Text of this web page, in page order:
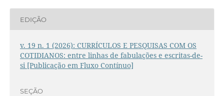
EDIÇÃO
v. 19 n. 1 (2026): CURRÍCULOS E PESQUISAS COM OS
COTIDIANOS: entre linhas de fabulações e escritas-de-
si [Publicação em Fluxo Contínuo]
SEÇÃO